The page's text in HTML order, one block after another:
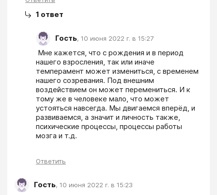
1 ответ
Гость, 10 июня 2022 г. в 15:27
нашего взросления, так или иначе
темперамент может измениться, с временем
нашего созревания. Под внешним
воздействием он может перемениться. И к
тому же в человеке мало, что может
устояться навсегда. Мы двигаемся вперёд, и
развиваемся, а значит и личность также,
психические процессы, процессы работы
мозга и т.д.
Ответить
Гость, 10 июня 2022 г. в 15:23